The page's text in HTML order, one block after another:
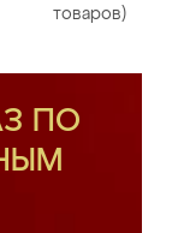
товаров)
ПО